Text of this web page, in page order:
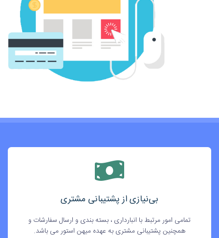
بی‌نیازی از پشتیبانی مشتری
تمامی امور مرتبط با انبارداری ، بسته بندی و ارسال سفارشات و
همچنین پشتیبانی مشتری به عهده میهن استور می باشد.